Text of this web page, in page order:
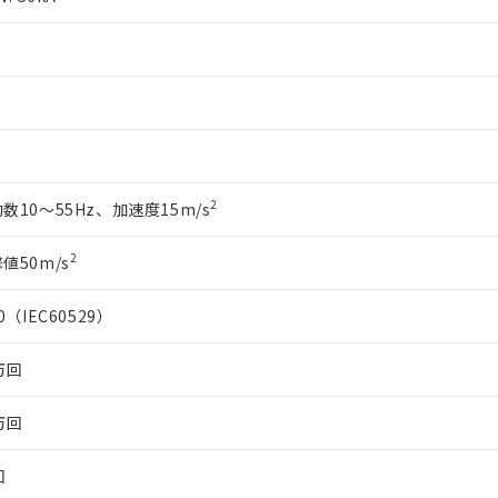
数10～55Hz、加速度15m/s2
値50m/s2
IEC60529）
回
回
用者とは、"個人情報の共同利用に関して"
の「1.共同利用者の
ます。
をダウンロードすることができます。
質）の非含有証明書
書（当社基準）
時点で非含有を証明するもので、過去に遡って非含有を証明するも
フタル酸エステル類４物質の対応では、対応完了までの期間は出
考欄に対応日を記載しておりました。